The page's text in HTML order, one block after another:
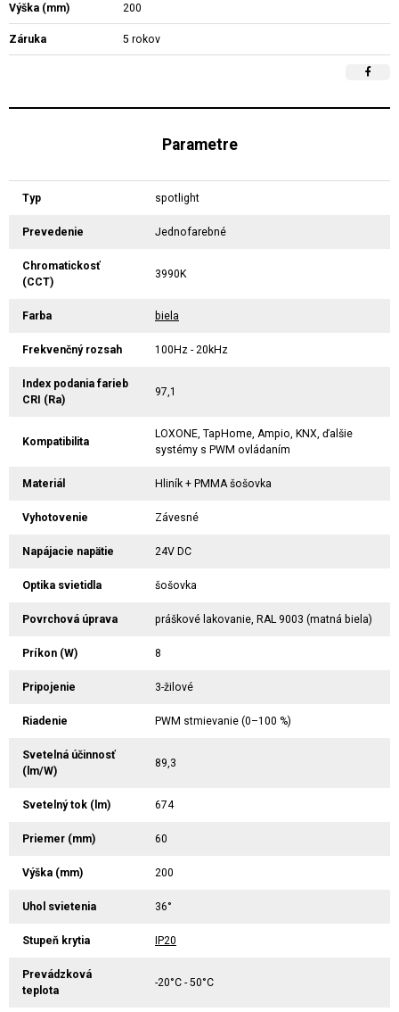
Výška (mm) 200
Záruka 5 rokov
Parametre
Typ spotlight
Prevedenie Jednofarebné
Chromatickosť
(CCT)
3990K
Farba biela
Frekvenčný rozsah 100Hz - 20kHz
Index podania farieb
CRI (Ra)
97,1
Kompatibilita
LOXONE, TapHome, Ampio, KNX, ďalšie
systémy s PWM ovládaním
Materiál Hliník + PMMA šošovka
Vyhotovenie Závesné
Napájacie napätie 24V DC
Optika svietidla šošovka
Povrchová úprava práškové lakovanie, RAL 9003 (matná biela)
Príkon (W) 8
Pripojenie 3-žilové
Riadenie PWM stmievanie (0–100 %)
Svetelná účinnosť
(lm/W)
89,3
Svetelný tok (lm) 674
Priemer (mm) 60
Výška (mm) 200
Uhol svietenia 36°
Stupeň krytia IP20
Prevádzková
teplota
-20°C - 50°C